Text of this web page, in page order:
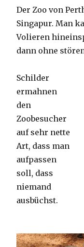
Der Zoo von
Singapur. Man
Volieren
dann ohne
Schilder
ermahnen
den
Zoobesucher
auf sehr nette
Art, dass man
aufpassen
soll, dass
niemand
ausbüchst.